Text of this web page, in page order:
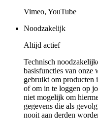
Vimeo, YouTube
Noodzakelijk
Altijd actief
Technisch
basisfuncties van onze
gebruikt om producten
of om in te loggen op
niet mogelijk om
gegevens die als
nooit aan derden